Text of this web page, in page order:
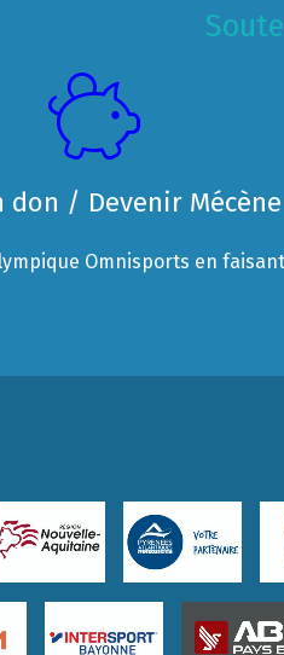
don / Devenir Mécène
Omnisports en